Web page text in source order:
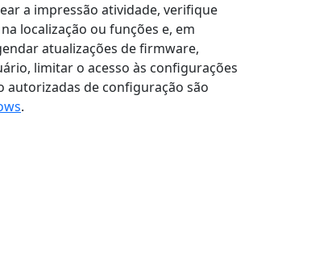
a impressão atividade, verifique
localização ou funções e, em
atualizações de firmware,
limitar o acesso às configurações
de configuração são
.